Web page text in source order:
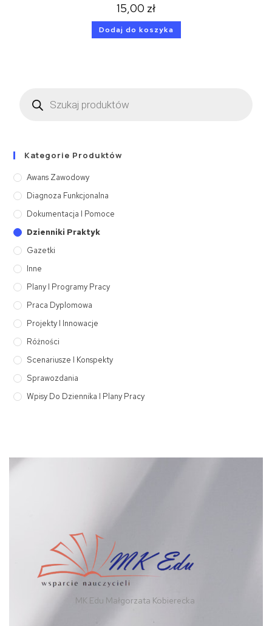
15,00 zł
Dodaj do koszyka
Kategorie Produktów
Awans Zawodowy
Diagnoza Funkcjonalna
Dokumentacja I Pomoce
Dzienniki Praktyk
Gazetki
Inne
Plany I Programy Pracy
Praca Dyplomowa
Projekty I Innowacje
Różności
Scenariusze I Konspekty
Sprawozdania
Wpisy Do Dziennika I Plany Pracy
MK Edu Małgorzata Kobierecka